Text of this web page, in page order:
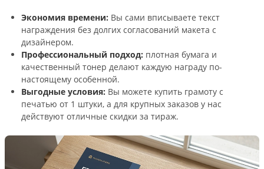
Экономия времени: Вы сами вписываете текст
награждения без долгих согласований макета с
дизайнером.
Профессиональный подход: плотная бумага и
качественный тонер делают каждую награду по-
настоящему особенной.
Выгодные условия: Вы можете купить грамоту с
печатью от 1 штуки, а для крупных заказов у нас
действуют отличные скидки за тираж.